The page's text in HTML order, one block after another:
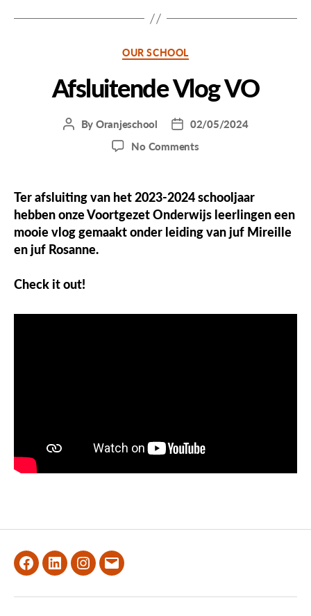
Categories
OUR SCHOOL
Afsluitende Vlog VO
PostBy Oranjeschool
Post02/05/2024
No Commentson
VO
Ter afsluiting van het 2023-2024 schooljaar
hebben onze Voortgezet Onderwijs leerlingen een
mooie vlog gemaakt onder leiding van juf Mireille
en juf Rosanne.
Check it out!
FacebookLinkedInInstagram
Email